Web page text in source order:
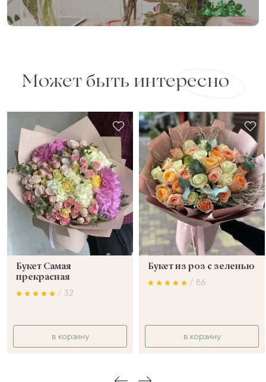
Может быть интересно
Букет Самая
прекрасная
/ 32
в корзину
Букет из роз с зеленью
/ 86
в корзину